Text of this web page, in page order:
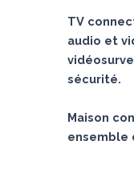
TV
audio et
sécurité.
Maison
ensemble